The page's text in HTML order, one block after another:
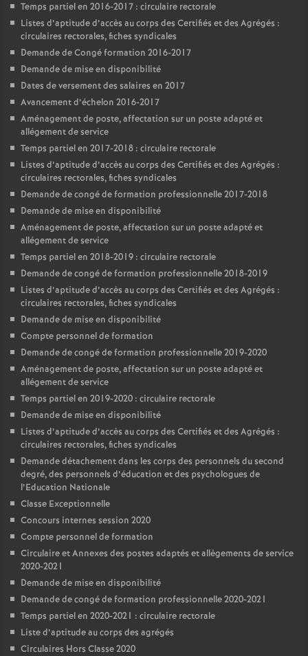
Temps partiel en 2016-2017 : circulaire rectorale
Listes d’aptitude d’accès au corps des Certifiés et des Agrégés :
circulaires rectorales, fiches syndicales
Demande de Congé formation 2016-2017
Demande de mise en disponibilité
Dates de versement des salaires en 2017
Avancement d’échelon 2016-2017
Aménagement de poste, affectation sur un poste adapté et
allégement de service
Temps partiel en 2017-2018 : circulaire rectorale
Listes d’aptitude d’accès au corps des Certifiés et des Agrégés :
circulaires rectorales, fiches syndicales
Demande de congé de formation professionnelle 2017-2018
Demande de mise en disponibilité
Aménagement de poste, affectation sur un poste adapté et
allégement de service
Temps partiel en 2018-2019 : circulaire rectorale
Demande de congé de formation professionnelle 2018-2019
Listes d’aptitude d’accès au corps des Certifiés et des Agrégés :
circulaires rectorales, fiches syndicales
Demande de mise en disponibilité
Compte personnel de formation
Demande de congé de formation professionnelle 2019-2020
Aménagement de poste, affectation sur un poste adapté et
allégement de service
Temps partiel en 2019-2020 : circulaire rectorale
Demande de mise en disponibilité
Listes d’aptitude d’accès au corps des Certifiés et des Agrégés :
circulaires rectorales, fiches syndicales
Demande détachement dans les corps des personnels du second
degré, des personnels d’éducation et des psychologues de
l’Education Nationale
Classe Exceptionnelle
Concours internes session 2020
Compte personnel de formation
Circulaire et Annexes des postes adaptés et allègements de service
2020-2021
Demande de mise en disponibilité
Demande de congé de formation professionnelle 2020-2021
Temps partiel en 2020-2021 : circulaire rectorale
Liste d’aptitude au corps des agrégés
Circulaires Hors Classe 2020